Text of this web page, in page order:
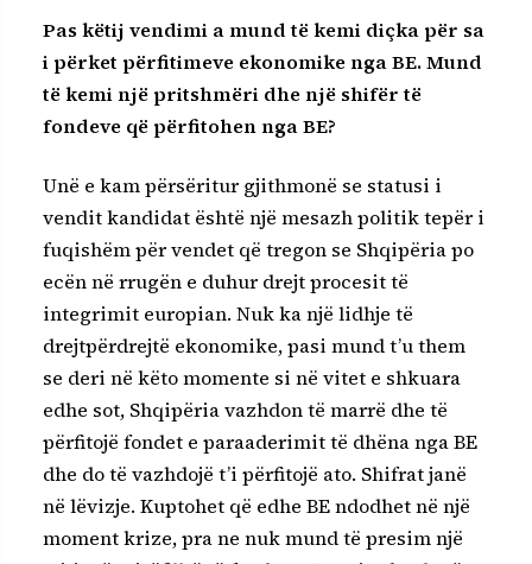
Pas këtij vendimi a mund të kemi diçka për sa
i përket përfitimeve ekonomike nga BE. Mund
të kemi një pritshmëri dhe një shifër të
fondeve që përfitohen nga BE?
Unë e kam përsëritur gjithmonë se statusi i
vendit kandidat është një mesazh politik tepër i
fuqishëm për vendet që tregon se Shqipëria po
ecën në rrugën e duhur drejt procesit të
integrimit europian. Nuk ka një lidhje të
drejtpërdrejtë ekonomike, pasi mund t’u them
se deri në këto momente si në vitet e shkuara
edhe sot, Shqipëria vazhdon të marrë dhe të
përfitojë fondet e paraaderimit të dhëna nga BE
dhe do të vazhdojë t’i përfitojë ato. Shifrat janë
në lëvizje. Kuptohet që edhe BE ndodhet në një
moment krize, pra ne nuk mund të presim një